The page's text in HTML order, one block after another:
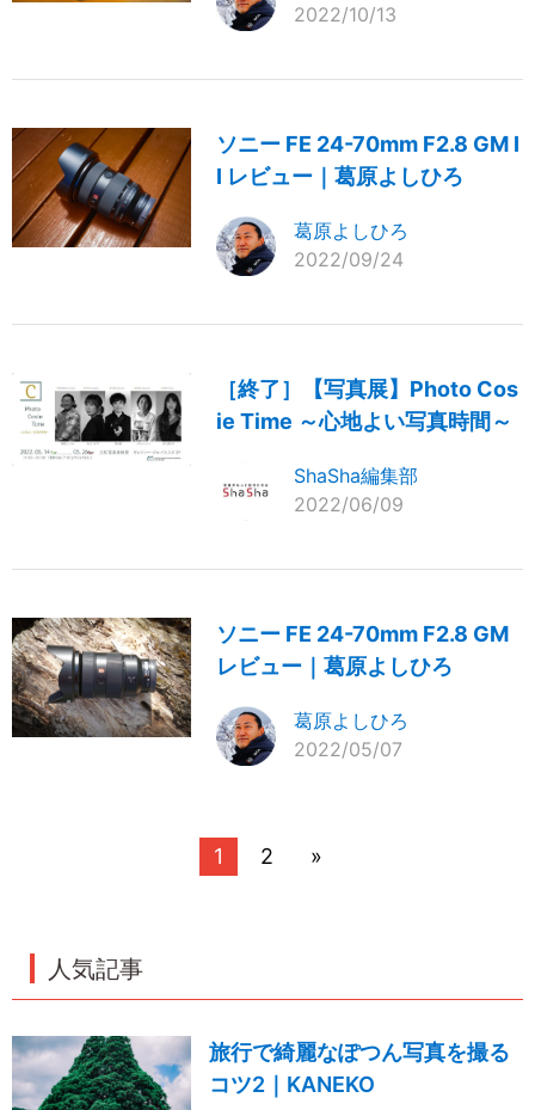
2022/10/13
ソニー FE 24-70mm F2.8 GM I
I レビュー｜葛原よしひろ
葛原よしひろ
2022/09/24
［終了］【写真展】Photo Cos
ie Time ～心地よい写真時間～
ShaSha編集部
2022/06/09
ソニー FE 24-70mm F2.8 GM
レビュー｜葛原よしひろ
葛原よしひろ
2022/05/07
1 2 »
人気記事
旅行で綺麗なぽつん写真を撮る
コツ2｜KANEKO